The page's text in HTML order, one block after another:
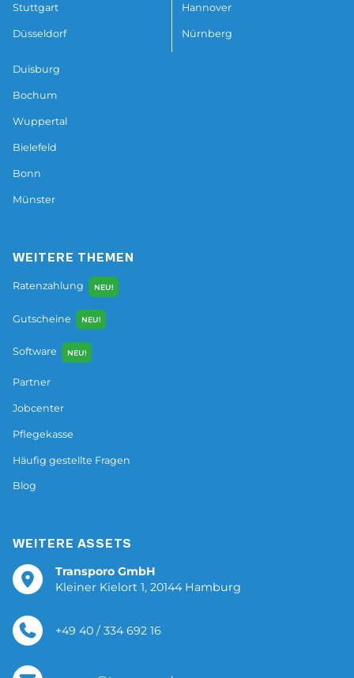
Stuttgart
Düsseldorf
Hannover
Nürnberg
Duisburg
Bochum
Wuppertal
Bielefeld
Bonn
Münster
WEITERE THEMEN
Ratenzahlung NEU!
Gutscheine NEU!
Software NEU!
Partner
Jobcenter
Pflegekasse
Häufig gestellte Fragen
Blog
WEITERE ASSETS
Transporo GmbH
Kleiner Kielort 1, 20144 Hamburg
+49 40 / 334 692 16